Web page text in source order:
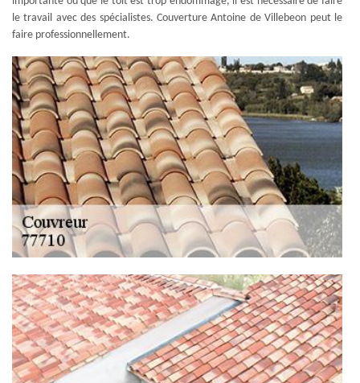
le travail avec des spécialistes. Couverture Antoine de Villebeon peut le
faire professionnellement.